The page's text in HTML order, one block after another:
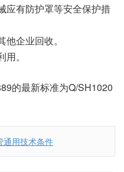
应有防护罩等安全保护措
企业回收。
。
的最新标准为Q/SH1020
通用技术条件